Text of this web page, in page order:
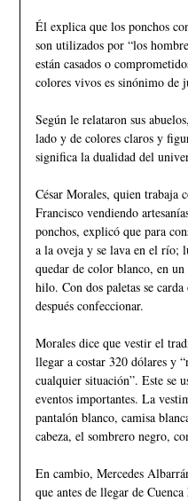
Él explica que los ponchos
son utilizados por “los
están casados o
colores vivos es sinónimo de
Según le relataron sus
lado y de colores claros y
significa la dualidad del
César Morales, quien trabaja
Francisco vendiendo
ponchos, explicó que para
a la oveja y se lava en el río;
quedar de color blanco, en
hilo. Con dos paletas se
después confeccionar.
Morales dice que vestir el
llegar a costar 320 dólares y
cualquier situación”. Este se
eventos importantes. La
pantalón blanco, camisa
cabeza, el sombrero negro,
En cambio, Mercedes
que antes de llegar de